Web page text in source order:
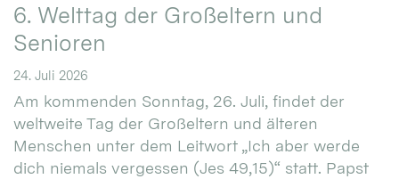
6. Welttag der Großeltern und
Senioren
24. Juli 2026
Am kommenden Sonntag, 26. Juli, findet der
weltweite Tag der Großeltern und älteren
Menschen unter dem Leitwort „Ich aber werde
dich niemals vergessen (Jes 49,15)“ statt. Papst